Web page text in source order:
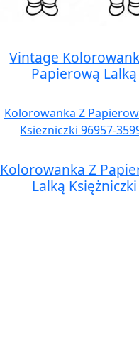
Vintage
Papierową Lalką
Kolorowanka Z
Lalką Księżniczki